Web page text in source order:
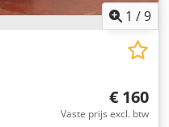
1 /9
€ 160
Vaste prijs excl. btw